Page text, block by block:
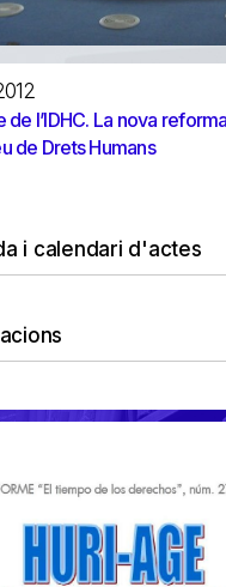
de l’IDHC. La nova
de Drets Humans
i calendari d'actes